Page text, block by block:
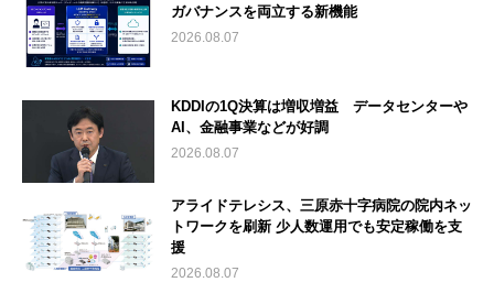
ガバナンスを両立する新機能
2026.08.07
KDDIの1Q決算は増収増益 データセンターや
AI、金融事業などが好調
2026.08.07
アライドテレシス、三原赤十字病院の院内ネッ
トワークを刷新 少人数運用でも安定稼働を支
援
2026.08.07